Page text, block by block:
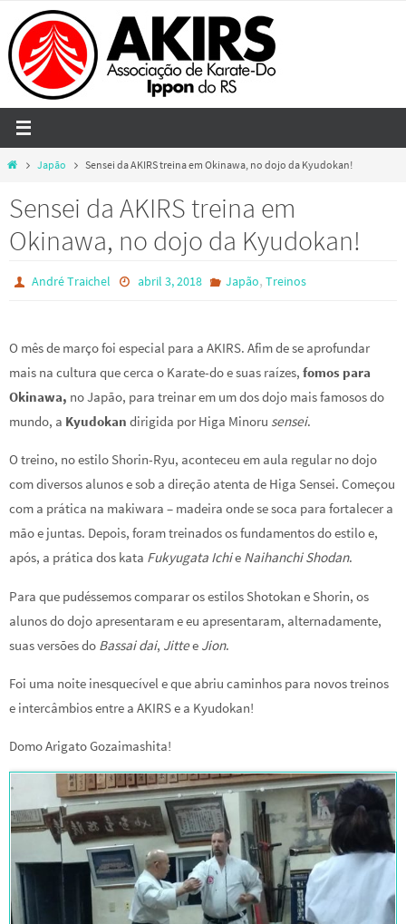
to
content
HomeJapão Sensei da AKIRS treina em Okinawa, no dojo da Kyudokan!
Sensei da AKIRS treina em
Okinawa, no dojo da Kyudokan!
André Traichel abril 3, 2018 Japão, Treinos
O mês de março foi especial para a AKIRS. Afim de se aprofundar
mais na cultura que cerca o Karate-do e suas raízes, fomos para
Okinawa, no Japão, para treinar em um dos dojo mais famosos do
mundo, a Kyudokan dirigida por Higa Minoru sensei.
O treino, no estilo Shorin-Ryu, aconteceu em aula regular no dojo
com diversos alunos e sob a direção atenta de Higa Sensei. Começou
com a prática na makiwara – madeira onde se soca para fortalecer a
mão e juntas. Depois, foram treinados os fundamentos do estilo e,
após, a prática dos kata Fukyugata Ichie Naihanchi Shodan.
Para que pudéssemos comparar os estilos Shotokan e Shorin, os
alunos do dojo apresentaram e eu apresentaram, alternadamente,
suas versões do Bassai dai, Jittee Jion.
Foi uma noite inesquecível e que abriu caminhos para novos treinos
e intercâmbios entre a AKIRS e a Kyudokan!
Domo Arigato Gozaimashita!